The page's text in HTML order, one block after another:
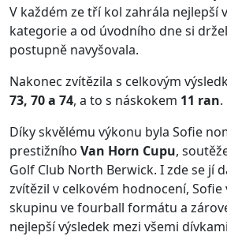
V každém ze tří kol zahrála nejlepší
kategorie a od úvodního dne si
postupně navyšovala.
Nakonec zvítězila s celkovým
73, 70 a 74, a to s náskokem 11 ran.
Díky skvělému výkonu byla Sofie
prestižního Van Horn Cupu,
Golf Club North Berwick. I zde se jí
zvítězil v celkovém hodnocení, Sofie
skupinu ve fourball formátu a
nejlepší výsledek mezi všemi